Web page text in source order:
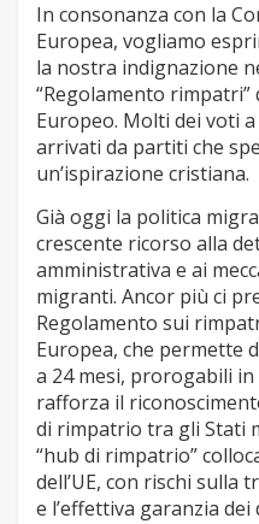
In consonanza con la
Europea, vogliamo
la nostra indignazione
“Regolamento
Europeo. Molti dei voti
arrivati da partiti che
un’ispirazione cristiana.
Già oggi la politica
crescente ricorso alla
amministrativa e ai
migranti. Ancor più ci
Regolamento sui
Europea, che permette
a 24 mesi, prorogabili
rafforza il
di rimpatrio tra gli Stati
“hub di rimpatrio”
dell’UE, con rischi sulla
e l’effettiva garanzia